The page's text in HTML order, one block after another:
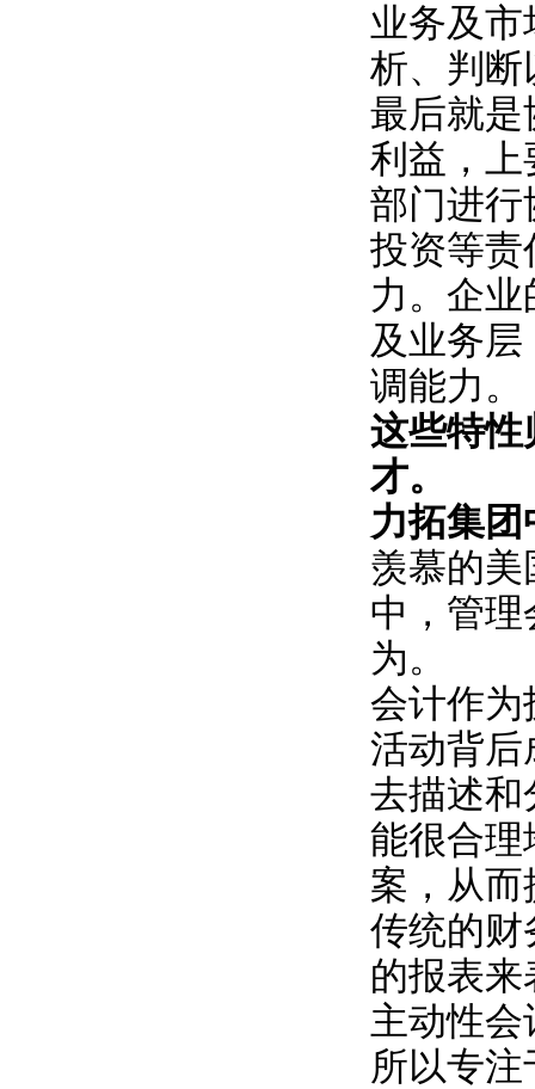
业务及
析、判断
最后就是
利益，上
部门进行
投资等责
力。企
及业务
调能力。
这些特性
才。
力拓集
羡慕的
中，管
为。
会计作为
活动背后
去描述和
能很合理
案，从
传统的财
的报表
主动性
所以专